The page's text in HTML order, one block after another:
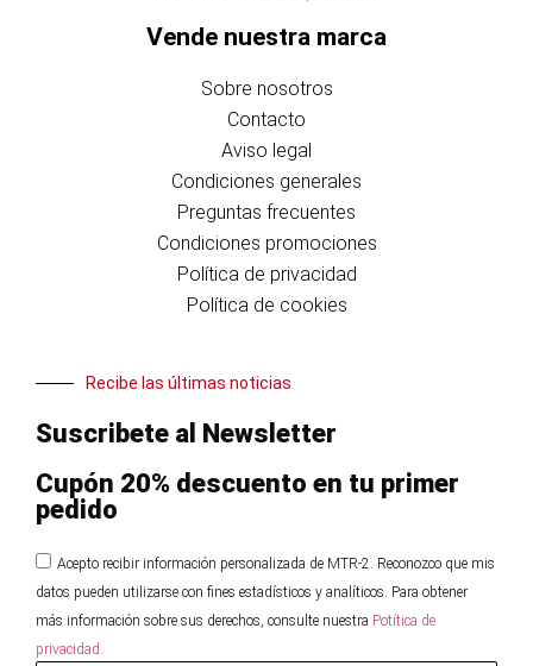
Vende nuestra marca
Sobre nosotros
Contacto
Aviso legal
Condiciones generales
Preguntas frecuentes
Condiciones promociones
Política de privacidad
Política de cookies
Recibe las últimas noticias
Suscribete al Newsletter
Cupón 20% descuento en tu primer
pedido
Acepto recibir información personalizada de MTR-2. Reconozco que mis
datos pueden utilizarse con fines estadísticos y analíticos. Para obtener
más información sobre sus derechos, consulte nuestra Potítica de
privacidad.